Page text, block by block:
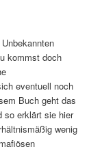
kommst doch
eventuell noch
Buch geht das
so erklärt sie hier
wenig